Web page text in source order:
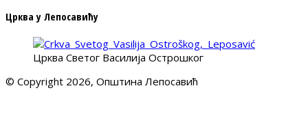
Црква у Лепосавићу
Црква Светог Василија Острошког
© Copyright 2026, Општина Лепосавић